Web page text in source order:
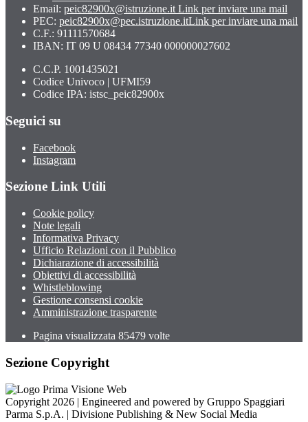
Email: peic82900x@istruzione.it Link per inviare una mail
PEC: peic82900x@pec.istruzione.itLink per inviare una mail
C.F.: 91111570684
IBAN: IT 09 U 08434 77340 000000027602
C.C.P. 1001435021
Codice Univoco | UFMI59
Codice IPA: istsc_peic82900x
Seguici su
Facebook
Instagram
Sezione Link Utili
Cookie policy
Note legali
Informativa Privacy
Ufficio Relazioni con il Pubblico
Dichiarazione di accessibilità
Obiettivi di accessibilità
Whistleblowing
Gestione consensi cookie
Amministrazione trasparente
Pagina visualizzata 85479 volte
Sezione Copyright
Copyright 2026 | Engineered and powered by Gruppo Spaggiari
Parma S.p.A. | Divisione Publishing & New Social Media